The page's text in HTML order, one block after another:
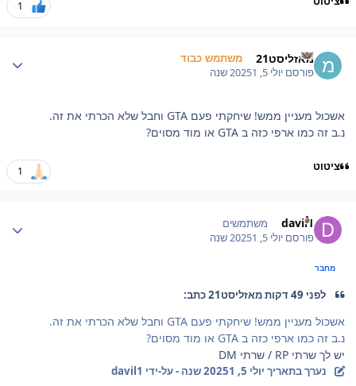
1
מאזליסט21 משתמש כבוד
פורסםיולי 5, 2025 1 שנה
אשכול מעניין ממש! שיחקתי פעם GTA וחבל שלא הכרתי את זה.
נ.ב זה כמו ארפי כזה ב GTA או מוד מסוים?
ציטוט 1
davil1 משתמשים
פורסםיולי 5, 2025 1 שנה
מחבר
לפני 49 דקות מאזליסט21 כתב:
אשכול מעניין ממש! שיחקתי פעם GTA וחבל שלא הכרתי את זה.
נ.ב זה כמו ארפי כזה ב GTA או מוד מסוים?
יש לך שרתי RP / שרתי DM
נערך בתאריך יולי 5, 2025 1 שנה - על-ידי davil1